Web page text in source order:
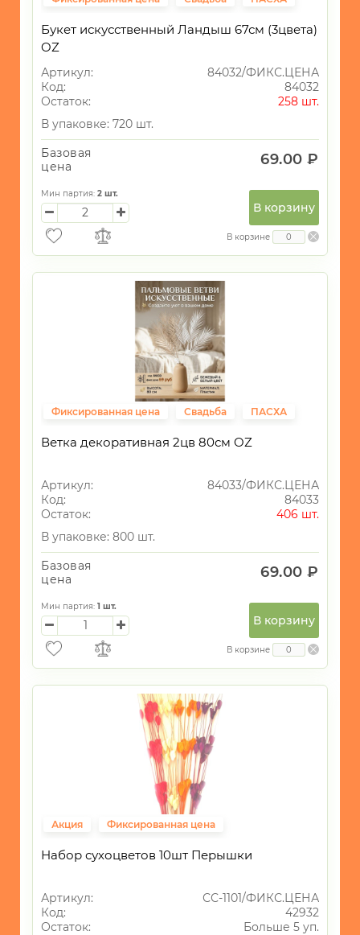
Букет искусственный Ландыш 67см (3цвета)
OZ
Артикул:
84032/ФИКС.ЦЕНА
Код:
84032
Остаток:
258 шт.
В упаковке: 720 шт.
Базовая
цена
69.00 ₽
Мин партия: 2 шт.
В корзину
В корзине
Фиксированная цена Свадьба ПАСХА
Ветка декоративная 2цв 80см OZ
Артикул:
84033/ФИКС.ЦЕНА
Код:
84033
Остаток:
406 шт.
В упаковке: 800 шт.
Базовая
цена
69.00 ₽
Мин партия: 1 шт.
В корзину
В корзине
Акция Фиксированная цена
Набор сухоцветов 10шт Перышки
Артикул:
СС-1101/ФИКС.ЦЕНА
Код:
42932
Остаток:
Больше 5 уп.